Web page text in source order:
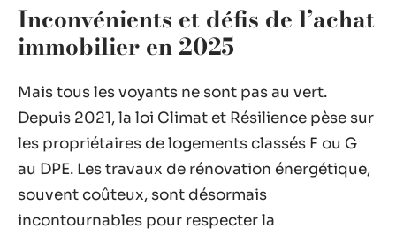
Inconvénients et défis de l’achat
immobilier en 2025
Mais tous les voyants ne sont pas au vert.
Depuis 2021, la loi Climat et Résilience pèse sur
les propriétaires de logements classés F ou G
au DPE. Les travaux de rénovation énergétique,
souvent coûteux, sont désormais
incontournables pour respecter la